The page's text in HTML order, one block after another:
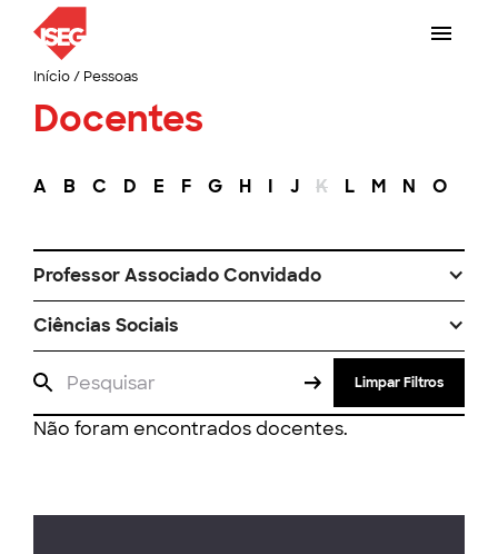
Início/ Pessoas
Docentes
A B C D E F G H I J K L M N O
Professor Associado Convidado
Ciências Sociais
Limpar Filtros
Não foram encontrados docentes.